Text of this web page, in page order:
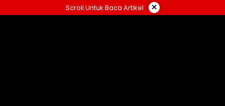
ke
Scroll Untuk Baca Artikel ×